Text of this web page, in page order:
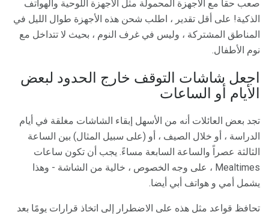
صعب حقا مع الأجهزة المحمولة مثل الأجهزة اللوحية والهواتف
الذكية! على أقل تقدير ، اطلب شحن هذه الأجهزة طوال الليل في
المناطق المشتركة ، وليس في غرف النوم ، بحيث لا تتداخل مع
نوم الأطفال.
اجعل شاشات التوقف خارج الحدود لبعض
الأيام أو الساعات
تجد بعض العائلات أنه من الأسهل إبقاء الشاشات مغلقة في أيام
الدراسة ، أو خلال الصيف ، أو (على سبيل المثال) بين الساعة
الثالثة عصراً والساعة السابعة مساءً. يجب أن تكون ساعات
Mealtimes ، على وجه الخصوص ، خالية من الشاشة - وهذا
يشمل أمي و هواتف أبي أيضا.
تحافظ قواعد مثل هذه على الاضطرار إلى اتخاذ قرارات يومًا بعد